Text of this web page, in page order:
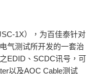
1X），为百佳泰针对
气测试所开发的一套治
EDID、SCDC讯号，可
以及AOC Cable测试